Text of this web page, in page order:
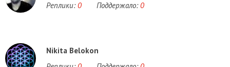
Реплики: 0 Поддержало: 0
Nikita Belokon